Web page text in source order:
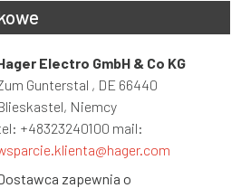
Electro GmbH & Co KG
Gunterstal , DE 66440
Niemcy
+48323240100 mail:
zapewnia o